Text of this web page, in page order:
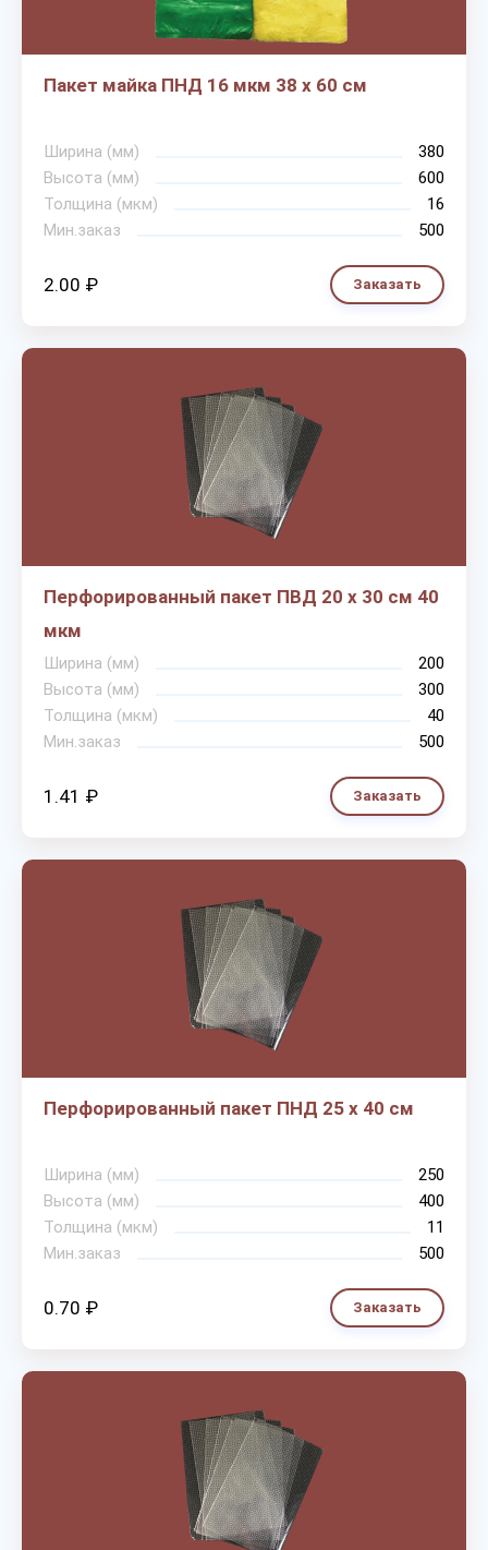
Пакет майка ПНД 16 мкм 38 х 60 см
Ширина (мм)
380
Высота (мм)
600
Толщина (мкм)
16
Мин.заказ
500
2.00 ₽ Заказать
Перфорированный пакет ПВД 20 х 30 см 40
мкм
Ширина (мм)
200
Высота (мм)
300
Толщина (мкм)
40
Мин.заказ
500
1.41 ₽ Заказать
Перфорированный пакет ПНД 25 х 40 см
Ширина (мм)
250
Высота (мм)
400
Толщина (мкм)
11
Мин.заказ
500
0.70 ₽ Заказать